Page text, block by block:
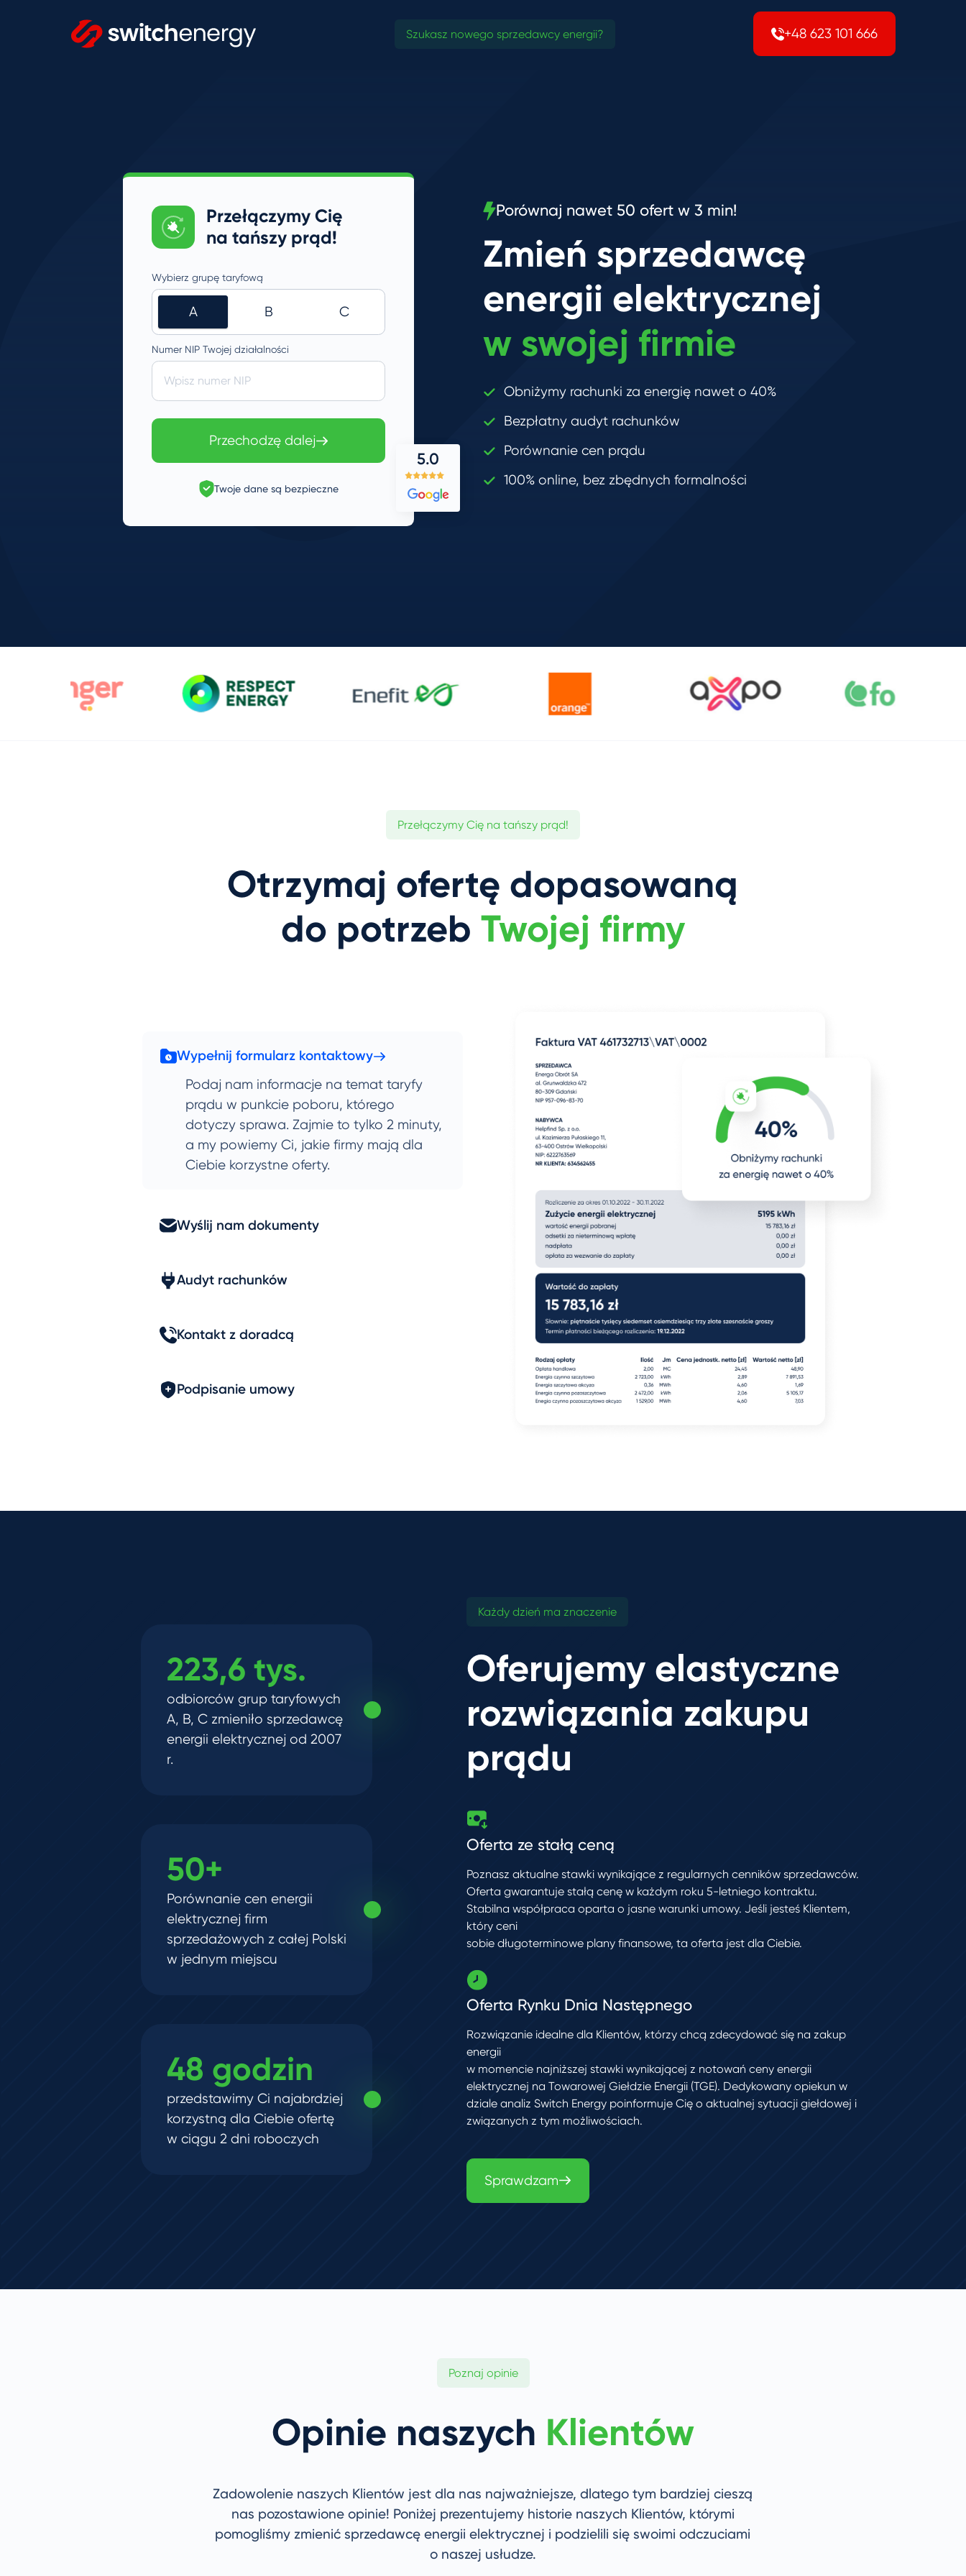
Szukasz nowego sprzedawcy energii? +48 623 101 666
Porównaj nawet 50 ofert w 3 min!
Zmień sprzedawcę
energii elektrycznej
w swojej firmie
Obniżymy rachunki za energię nawet o 40%
Bezpłatny audyt rachunków
Porównanie cen prądu
100% online, bez zbędnych formalności
Przełączymy Cię
na tańszy prąd!
Wybierz grupę taryfową
A B C
Numer NIP Twojej działalności
Wpisz numer NIP
Przechodzę dalej
Twoje dane są bezpieczne
5.0
Przełączymy Cię na tańszy prąd!
Otrzymaj ofertę dopasowaną
do potrzeb Twojej firmy
Wypełnij formularz kontaktowy
Podaj nam informacje na temat taryfy
prądu w punkcie poboru, którego
dotyczy sprawa. Zajmie to tylko 2 minuty,
a my powiemy Ci, jakie firmy mają dla
Ciebie korzystne oferty.
Wyślij nam dokumenty
Audyt rachunków
Kontakt z doradcą
Podpisanie umowy
223,6 tys.
odbiorców grup taryfowych
A, B, C zmieniło sprzedawcę
energii elektrycznej od 2007
r.
50+
Porównanie cen energii
elektrycznej firm
sprzedażowych z całej Polski
w jednym miejscu
48 godzin
przedstawimy Ci najabrdziej
korzystną dla Ciebie ofertę
w ciągu 2 dni roboczych
Każdy dzień ma znaczenie
Oferujemy elastyczne
rozwiązania zakupu
prądu
Oferta ze stałą ceną
Poznasz aktualne stawki wynikające z regularnych cenników sprzedawców.
Oferta gwarantuje stałą cenę w każdym roku 5-letniego kontraktu.
Stabilna współpraca oparta o jasne warunki umowy. Jeśli jesteś Klientem,
który ceni
sobie długoterminowe plany finansowe, ta oferta jest dla Ciebie.
Oferta Rynku Dnia Następnego
Rozwiązanie idealne dla Klientów, którzy chcą zdecydować się na zakup
energii
w momencie najniższej stawki wynikającej z notowań ceny energii
elektrycznej na Towarowej Giełdzie Energii (TGE). Dedykowany opiekun w
dziale analiz Switch Energy poinformuje Cię o aktualnej sytuacji giełdowej i
związanych z tym możliwościach.
Sprawdzam
Poznaj opinie
Opinie naszych Klientów
Zadowolenie naszych Klientów jest dla nas najważniejsze, dlatego tym bardziej cieszą
nas pozostawione opinie! Poniżej prezentujemy historie naszych Klientów, którymi
pomogliśmy zmienić sprzedawcę energii elektrycznej i podzielili się swoimi odczuciami
o naszej usłudze.